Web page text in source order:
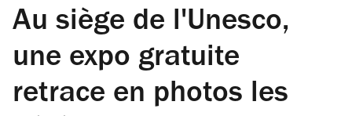
Au siège de l'Unesco,
une expo gratuite
retrace en photos les